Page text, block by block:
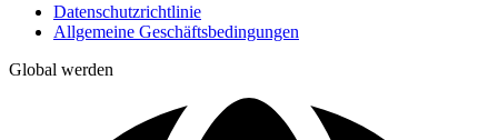
Datenschutzrichtlinie
Allgemeine Geschäftsbedingungen
Global werden